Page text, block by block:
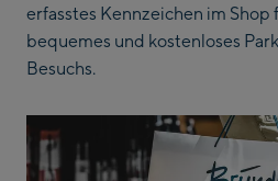
erfasstes Kennzeichen im Shop
bequemes und kostenloses
Besuchs.